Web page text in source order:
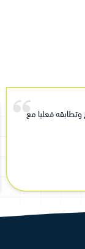
فعليا مع